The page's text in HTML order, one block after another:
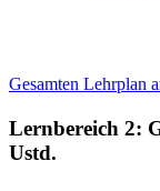
Gesamten Lehrplan
Lernbereich 2:
Ustd.